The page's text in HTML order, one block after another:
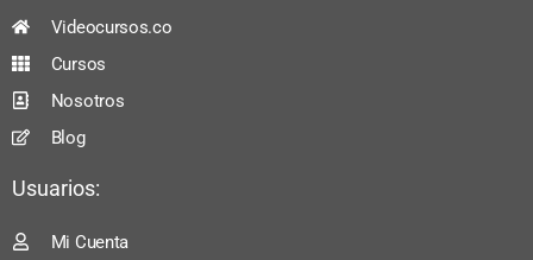
Videocursos.co
Cursos
Nosotros
Blog
Usuarios:
Mi Cuenta